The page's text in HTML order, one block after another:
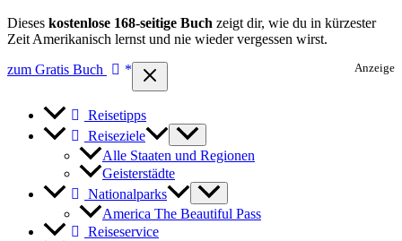
Dieses kostenlose 168-seitige Buch zeigt dir, wie du in kürzester
Zeit Amerikanisch lernst und nie wieder vergessen wirst.
zum Gratis Buch
Anzeige
Reisetipps
Reiseziele
Alle Staaten und Regionen
Geisterstädte
Nationalparks
America The Beautiful Pass
Reiseservice